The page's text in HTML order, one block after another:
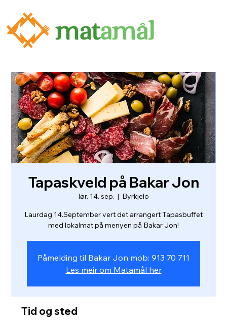
Tapaskveld på Bakar Jon
lør. 14. sep.
  |
Byrkjelo
Laurdag 14.September vert det arrangert Tapasbuffet
med lokalmat på menyen på Bakar Jon!
Påmelding til Bakar Jon mob: 913 70 711
Les meir om Matamål her
Tid og sted